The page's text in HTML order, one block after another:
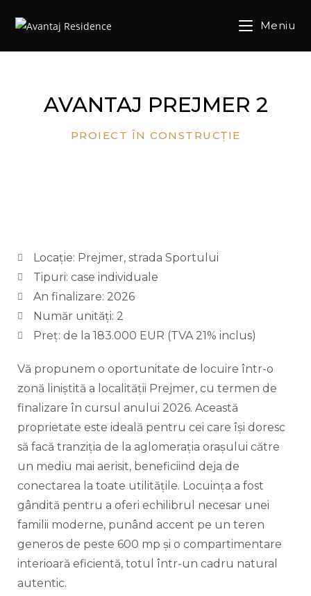
Meniu
AVANTAJ PREJMER 2
PROIECT ÎN CONSTRUCȚIE
Locație: Prejmer, strada Sportului
Tipuri: case individuale
An finalizare: 2026
Număr unități: 2
Preț: de la 183.000 EUR (TVA 21% inclus)
Vă propunem o oportunitate de locuire într-o
zonă liniștită a localității Prejmer, cu termen de
finalizare în cursul anului 2026. Această
proprietate este ideală pentru cei care își doresc
să facă tranziția de la aglomerația orașului către
un mediu mai aerisit, beneficiind deja de
conectarea la toate utilitățile. Locuința a fost
gândită pentru a oferi echilibrul necesar unei
familii moderne, punând accent pe un teren
generos de peste 600 mp și o compartimentare
interioară eficientă, totul într-un cadru natural
autentic.